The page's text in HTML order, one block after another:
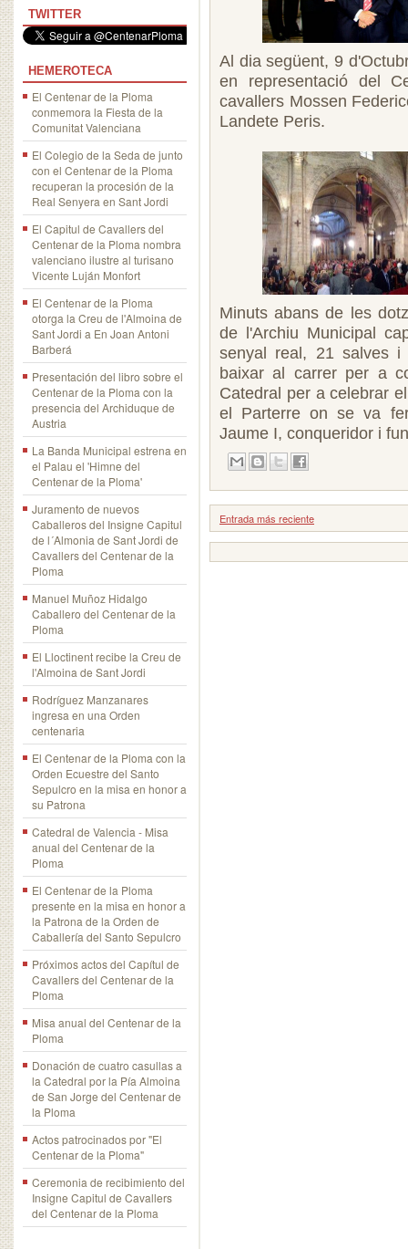
TWITTER
HEMEROTECA
El Centenar de la Ploma
conmemora la Fiesta de la
Comunitat Valenciana
El Colegio de la Seda de junto
con el Centenar de la Ploma
recuperan la procesión de la
Real Senyera en Sant Jordi
El Capitul de Cavallers del
Centenar de la Ploma nombra
valenciano ilustre al turisano
Vicente Luján Monfort
El Centenar de la Ploma
otorga la Creu de l'Almoina de
Sant Jordi a En Joan Antoni
Barberá
Presentación del libro sobre el
Centenar de la Ploma con la
presencia del Archiduque de
Austria
La Banda Municipal estrena en
el Palau el 'Himne del
Centenar de la Ploma'
Juramento de nuevos
Caballeros del Insigne Capitul
de l´Almonia de Sant Jordi de
Cavallers del Centenar de la
Ploma
Manuel Muñoz Hidalgo
Caballero del Centenar de la
Ploma
El Lloctinent recibe la Creu de
l'Almoina de Sant Jordi
Rodríguez Manzanares
ingresa en una Orden
centenaria
El Centenar de la Ploma con la
Orden Ecuestre del Santo
Sepulcro en la misa en honor a
su Patrona
Catedral de Valencia - Misa
anual del Centenar de la
Ploma
El Centenar de la Ploma
presente en la misa en honor a
la Patrona de la Orden de
Caballería del Santo Sepulcro
Próximos actos del Capítul de
Cavallers del Centenar de la
Ploma
Misa anual del Centenar de la
Ploma
Donación de cuatro casullas a
la Catedral por la Pía Almoina
de San Jorge del Centenar de
la Ploma
Actos patrocinados por "El
Centenar de la Ploma"
Ceremonia de recibimiento del
Insigne Capitul de Cavallers
del Centenar de la Ploma
Al dia següent, 9
en representació del
cavallers Mossen
Landete Peris.
Minuts abans de les
de l'Archiu Municipal
senyal real, 21 salves i
baixar al carrer per a
Catedral per a celebrar
el Parterre on se va
Jaume I, conqueridor i
Entrada más reciente